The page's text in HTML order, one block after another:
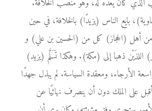
الذي كان يعده له، وهو منصب الخلافة.
بايع الناس (يزيدًا) بالخلافة، في حين
أهل (الحجاز) كل من (الحسين بن علي) و
اللذَيْن ذهبا إلى (مكة). وهكذا تَسَلَّم (يزيد)
الأرجاء، ومعقدة السياسة. لم يبذل جهدًا
على الملك دون أن ينصرف نهائيًا عن